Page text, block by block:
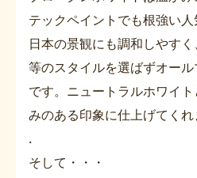
テックペイントでも根強い人
日本の景観にも調和しやす
等のスタイルを選ばずオー
です。ニュートラルホワイ
みのある印象に仕上げてく
.
そして・・・